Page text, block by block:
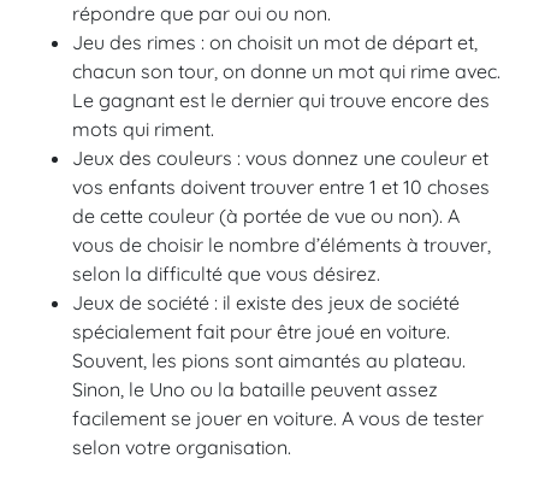
répondre que par oui ou non.
Jeu des rimes : on choisit un mot de départ et,
chacun son tour, on donne un mot qui rime avec.
Le gagnant est le dernier qui trouve encore des
mots qui riment.
Jeux des couleurs : vous donnez une couleur et
vos enfants doivent trouver entre 1 et 10 choses
de cette couleur (à portée de vue ou non). A
vous de choisir le nombre d’éléments à trouver,
selon la difficulté que vous désirez.
Jeux de société : il existe des jeux de société
spécialement fait pour être joué en voiture.
Souvent, les pions sont aimantés au plateau.
Sinon, le Uno ou la bataille peuvent assez
facilement se jouer en voiture. A vous de tester
selon votre organisation.